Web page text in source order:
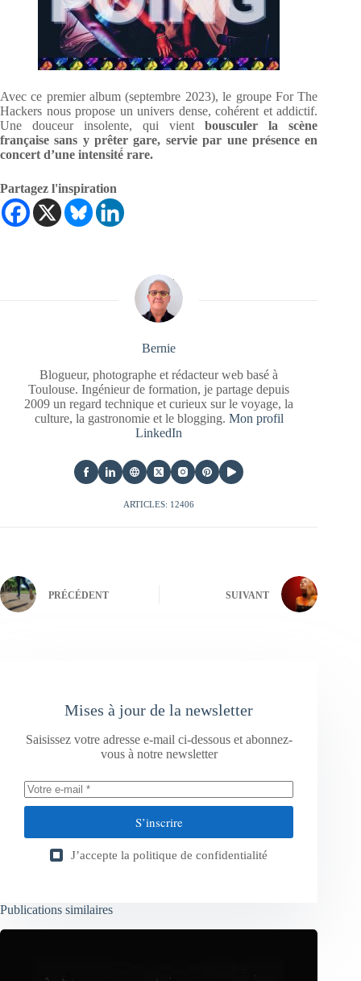
Avec ce premier album (septembre 2023), le groupe For The
Hackers nous propose un univers dense, cohérent et addictif.
Une douceur insolente, qui vientbousculer la scène
française sans y prêter gare, servie par une présence en
concert d’une intensité́ rare.
Partagez l'inspiration
Bernie
Blogueur, photographe et rédacteur web basé à
Toulouse. Ingénieur de formation, je partage depuis
2009 un regard technique et curieux sur le voyage, la
culture, la gastronomie et le blogging. Mon profil
LinkedIn
ARTICLES: 12406
PRÉCÉDENT SUIVANT
Mises à jour de la newsletter
Saisissez votre adresse e-mail ci-dessous et abonnez-
vous à notre newsletter
S’inscrire
J’accepte la politique de confidentialité
Publications similaires